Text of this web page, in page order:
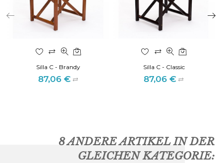
Silla C - Brandy
Preis
87,06 €
Silla C - Classic
Preis
87,06 €
8 ANDERE ARTIKEL IN DER
GLEICHEN KATEGORIE: